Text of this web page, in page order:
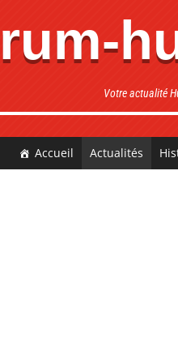
Votre actualité
Accueil Actualités